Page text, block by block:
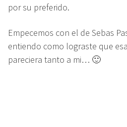
por su preferido.
Empecemos con el de Sebas
entiendo como lograste que
pareciera tanto a mi… 🙂